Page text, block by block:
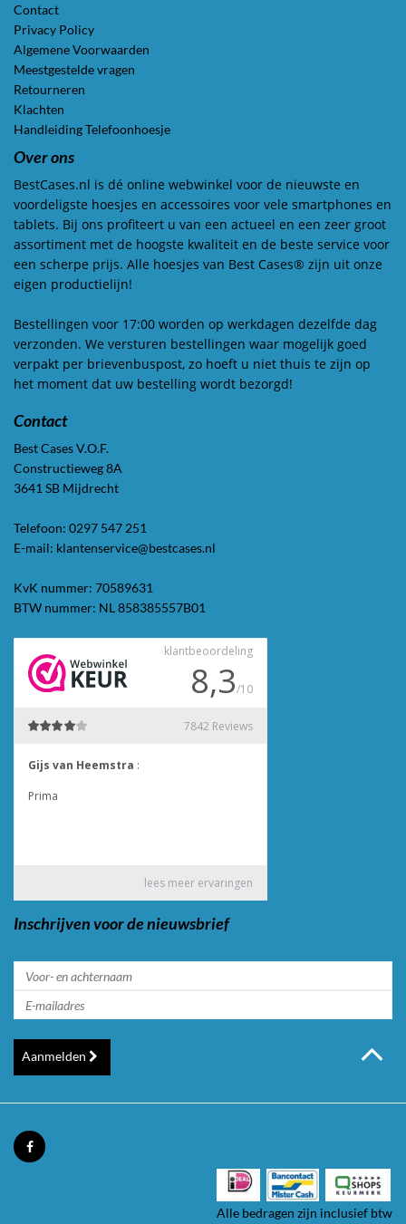
Contact
Privacy Policy
Algemene Voorwaarden
Meestgestelde vragen
Retourneren
Klachten
Handleiding Telefoonhoesje
Over ons
BestCases.nl is dé online webwinkel voor de nieuwste en
voordeligste hoesjes en accessoires voor vele smartphones en
tablets. Bij ons profiteert u van een actueel en een zeer groot
assortiment met de hoogste kwaliteit en de beste service voor
een scherpe prijs. Alle hoesjes van Best Cases® zijn uit onze
eigen productielijn!
Bestellingen voor 17:00 worden op werkdagen dezelfde dag
verzonden. We versturen bestellingen waar mogelijk goed
verpakt per brievenbuspost, zo hoeft u niet thuis te zijn op
het moment dat uw bestelling wordt bezorgd!
Contact
Best Cases V.O.F.
Constructieweg 8A
3641 SB Mijdrecht
Telefoon: 0297 547 251
E-mail: klantenservice@bestcases.nl
KvK nummer: 70589631
BTW nummer: NL 858385557B01
Inschrijven voor de nieuwsbrief
Aanmelden
Alle bedragen zijn inclusief btw